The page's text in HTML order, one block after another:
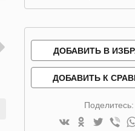
ДОБАВИТЬ В
ДОБАВИТЬ К
Поделитесь: